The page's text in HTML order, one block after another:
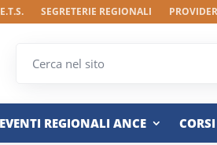
SEGRETERIE REGIONALI
EVENTI REGIONALI ANCE